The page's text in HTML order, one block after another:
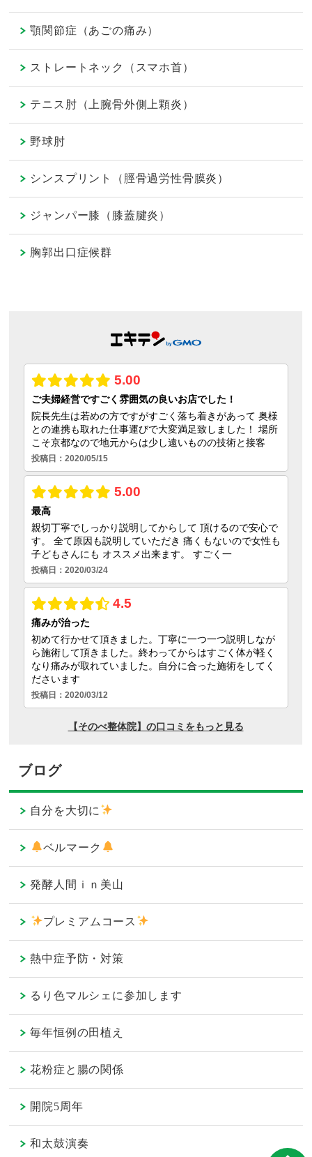
顎関節症（あごの痛み）
ストレートネック（スマホ首）
テニス肘（上腕骨外側上顆炎）
野球肘
シンスプリント（脛骨過労性骨膜炎）
ジャンパー膝（膝蓋腱炎）
胸郭出口症候群
ブログ
自分を大切に
ベルマーク
発酵人間ｉｎ美山
プレミアムコース
熱中症予防・対策
るり色マルシェに参加します
毎年恒例の田植え
花粉症と腸の関係
開院5周年
和太鼓演奏